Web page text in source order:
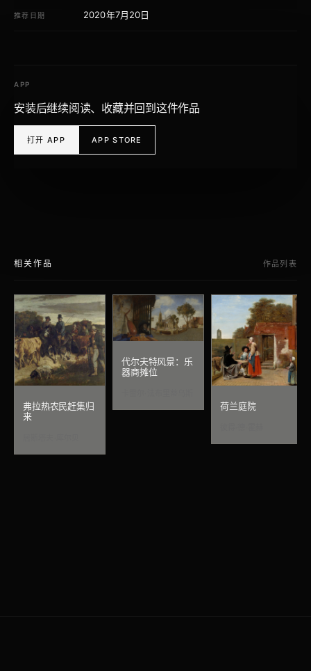
推荐日期 2020年7月20日
APP
安装后继续阅读、收藏并回到这件作品
打开 APP APP STORE
相关作品 作品列表
弗拉热农民赶集归
来
代尔夫特风景：乐
器商摊位
荷兰庭院